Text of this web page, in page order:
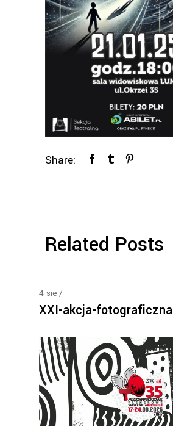
Share:
Related Posts
4 sie
XXI-akcja-fotograficzna